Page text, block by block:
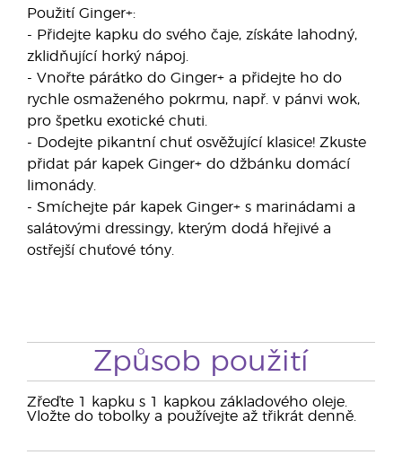
Použití Ginger+:
- Přidejte kapku do svého čaje, získáte lahodný,
zklidňující horký nápoj.
- Vnořte párátko do Ginger+ a přidejte ho do
rychle osmaženého pokrmu, např. v pánvi wok,
pro špetku exotické chuti.
- Dodejte pikantní chuť osvěžující klasice! Zkuste
přidat pár kapek Ginger+ do džbánku domácí
limonády.
- Smíchejte pár kapek Ginger+ s marinádami a
salátovými dressingy, kterým dodá hřejivé a
ostřejší chuťové tóny.
Způsob použití
Zřeďte 1 kapku s 1 kapkou základového oleje.
Vložte do tobolky a používejte až třikrát denně.